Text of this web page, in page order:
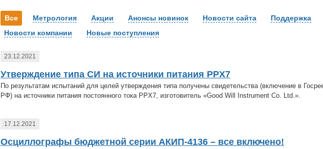
Все Метрология Акции Анонсы новинок Новости сайта
Поддержка
Новости компании
Новые поступления
23.12.2021
Утверждение типа СИ на источники питания PPX7
По результатам испытаний для целей утверждения типа получены свидетельства (включение в
РФ) на источники питания постоянного тока PPX7, изготовитель «Good Will Instrument Co. Ltd.».
17.12.2021
Осциллографы бюджетной серии АКИП-4136 – все включено!